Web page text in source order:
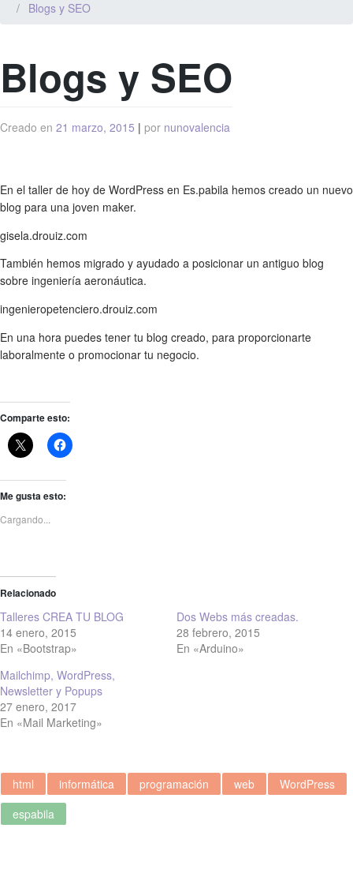
Blogs y SEO
Blogs y SEO
Creado en 21 marzo, 2015 | por nunovalencia
En el taller de hoy de WordPress en Es.pabila hemos creado un nuevo
blog para una joven maker.
gisela.drouiz.com
También hemos migrado y ayudado a posicionar un antiguo blog
sobre ingeniería aeronáutica.
ingenieropetenciero.drouiz.com
En una hora puedes tener tu blog creado, para proporcionarte
laboralmente o promocionar tu negocio.
Comparte esto:
Me gusta esto:
Cargando...
Relacionado
Talleres CREA TU BLOG
14 enero, 2015
En «Bootstrap»
Dos Webs más creadas.
28 febrero, 2015
En «Arduino»
Mailchimp, WordPress,
Newsletter y Popups
27 enero, 2017
En «Mail Marketing»
html informática programación web
WordPress
espabila